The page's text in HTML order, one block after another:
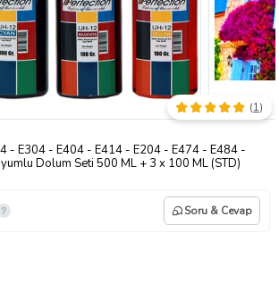
- E304 - E404 - E414 - E204 - E474 - E484 -
Dolum Seti 500 ML + 3 x 100 ML (STD)
(1)
Soru & Cevap